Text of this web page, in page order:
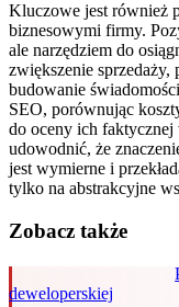
Kluczowe jest również
biznesowymi firmy.
ale narzędziem do
zwiększenie
budowanie
SEO, porównując
do oceny ich
udowodnić, że
jest wymierne i
tylko na abstrakcyjne
Zobacz także
deweloperskiej